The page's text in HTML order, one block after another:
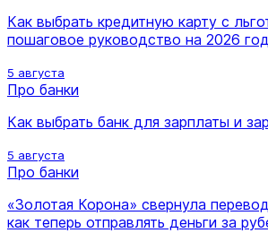
Как выбрать кредитную карту с
пошаговое руководство на 2026 год
5 августа
Про банки
Как выбрать банк для зарплаты и
5 августа
Про банки
«Золотая Корона» свернула
как теперь отправлять деньги за